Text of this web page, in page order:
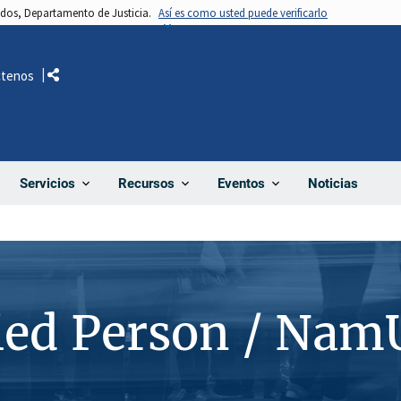
Departamento de Justicia. Así es como usted puede verificarlo
Servicios Recursos Eventos Noticias
Comparte
Person /